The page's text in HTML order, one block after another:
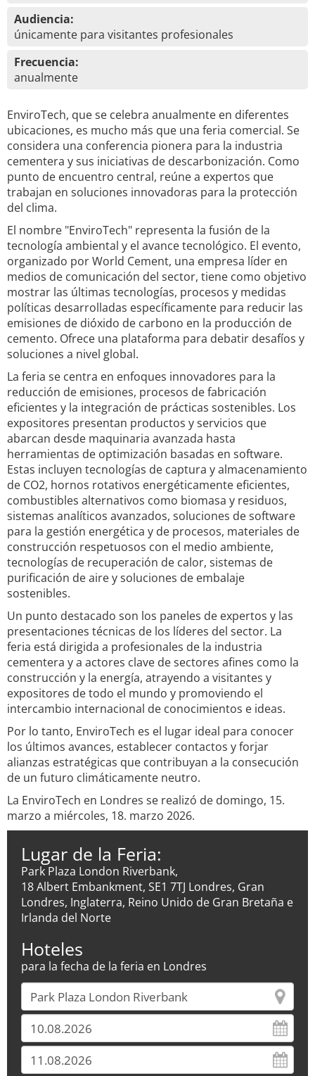
Audiencia:
únicamente para visitantes profesionales
Frecuencia:
anualmente
EnviroTech, que se celebra anualmente en diferentes
ubicaciones, es mucho más que una feria comercial. Se
considera una conferencia pionera para la industria
cementera y sus iniciativas de descarbonización. Como
punto de encuentro central, reúne a expertos que
trabajan en soluciones innovadoras para la protección
del clima.
El nombre "EnviroTech" representa la fusión de la
tecnología ambiental y el avance tecnológico. El evento,
organizado por World Cement, una empresa líder en
medios de comunicación del sector, tiene como objetivo
mostrar las últimas tecnologías, procesos y medidas
políticas desarrolladas específicamente para reducir las
emisiones de dióxido de carbono en la producción de
cemento. Ofrece una plataforma para debatir desafíos y
soluciones a nivel global.
La feria se centra en enfoques innovadores para la
reducción de emisiones, procesos de fabricación
eficientes y la integración de prácticas sostenibles. Los
expositores presentan productos y servicios que
abarcan desde maquinaria avanzada hasta
herramientas de optimización basadas en software.
Estas incluyen tecnologías de captura y almacenamiento
de CO2, hornos rotativos energéticamente eficientes,
combustibles alternativos como biomasa y residuos,
sistemas analíticos avanzados, soluciones de software
para la gestión energética y de procesos, materiales de
construcción respetuosos con el medio ambiente,
tecnologías de recuperación de calor, sistemas de
purificación de aire y soluciones de embalaje
sostenibles.
Un punto destacado son los paneles de expertos y las
presentaciones técnicas de los líderes del sector. La
feria está dirigida a profesionales de la industria
cementera y a actores clave de sectores afines como la
construcción y la energía, atrayendo a visitantes y
expositores de todo el mundo y promoviendo el
intercambio internacional de conocimientos e ideas.
Por lo tanto, EnviroTech es el lugar ideal para conocer
los últimos avances, establecer contactos y forjar
alianzas estratégicas que contribuyan a la consecución
de un futuro climáticamente neutro.
La EnviroTech en Londres se realizó de domingo, 15.
marzo a miércoles, 18. marzo 2026.
Lugar de la Feria:
Park Plaza London Riverbank,
18 Albert Embankment, SE1 7TJ Londres, Gran
Londres, Inglaterra, Reino Unido de Gran Bretaña e
Irlanda del Norte
Hoteles
para la fecha de la feria en Londres